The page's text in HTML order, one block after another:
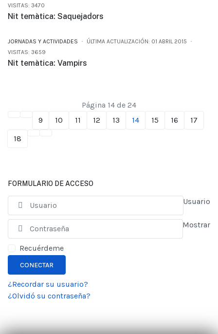
VISITAS: 3470
Nit temàtica: Saquejadors
JORNADAS Y ACTIVIDADES
ÚLTIMA ACTUALIZACIÓN: 01 ABRIL 2015
VISITAS: 3659
Nit temàtica: Vampirs
9 10 11 12 13 14 15 16
17
18
Página 14 de 24
FORMULARIO DE ACCESO
Usuario
Mostrar
Recuérdeme
CONECTAR
¿Recordar su usuario?
¿Olvidó su contraseña?